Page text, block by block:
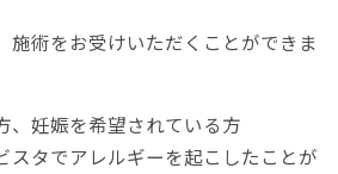
施術をお受けいただくことができま
、妊娠を希望されている方
スタでアレルギーを起こしたことが